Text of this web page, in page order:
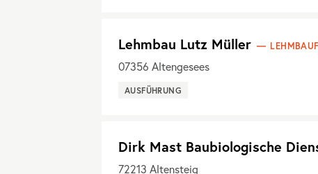
Lehmbau Lutz Müller
07356 Altengesees
AUSFÜHRUNG
Dirk Mast Baubiologische
72213 Altensteig